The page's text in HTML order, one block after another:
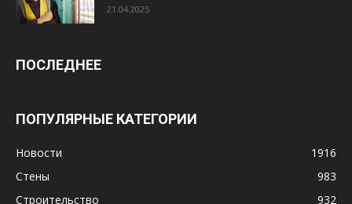
21.04.2025
ПОСЛЕДНЕЕ
ПОПУЛЯРНЫЕ КАТЕГОРИИ
Новости
1916
Стены
983
Строительство
932